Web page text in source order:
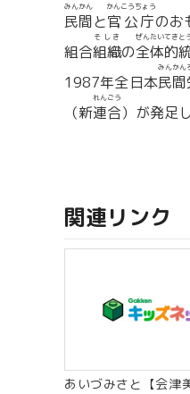
民間
みんかん
と官公庁
かんこうちょう
のお
組合組織
そしき
の全体的
ぜんたいてきと
1987年全日本民
みんかん
（新連合
れんごう
）が発足
関連リンク
あいづみさと【会津